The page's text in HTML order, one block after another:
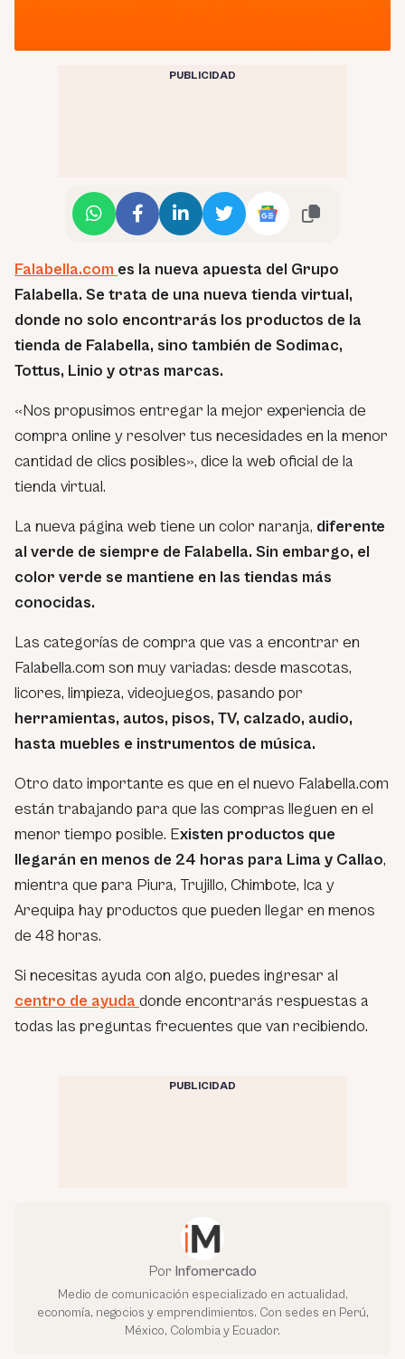
PUBLICIDAD
Falabella.com es la nueva apuesta del Grupo
Falabella. Se trata de una nueva tienda virtual,
donde no solo encontrarás los productos de la
tienda de Falabella, sino también de Sodimac,
Tottus, Linio y otras marcas.
«Nos propusimos entregar la mejor experiencia de
compra online y resolver tus necesidades en la menor
cantidad de clics posibles», dice la web oficial de la
tienda virtual.
La nueva página web tiene un color naranja, diferente
al verde de siempre de Falabella. Sin embargo, el
color verde se mantiene en las tiendas más
conocidas.
Las categorías de compra que vas a encontrar en
Falabella.com son muy variadas: desde mascotas,
licores, limpieza, videojuegos, pasando por
herramientas, autos, pisos, TV, calzado, audio,
hasta muebles e instrumentos de música.
Otro dato importante es que en el nuevo Falabella.com
están trabajando para que las compras lleguen en el
menor tiempo posible. Existen productos que
llegarán en menos de 24 horas para Lima y Callao,
mientra que para Piura, Trujillo, Chimbote, Ica y
Arequipa hay productos que pueden llegar en menos
de 48 horas.
Si necesitas ayuda con algo, puedes ingresar al
centro de ayuda donde encontrarás respuestas a
todas las preguntas frecuentes que van recibiendo.
PUBLICIDAD
Por Infomercado
Medio de comunicación especializado en actualidad,
economía, negocios y emprendimientos. Con sedes en Perú,
México, Colombia y Ecuador.